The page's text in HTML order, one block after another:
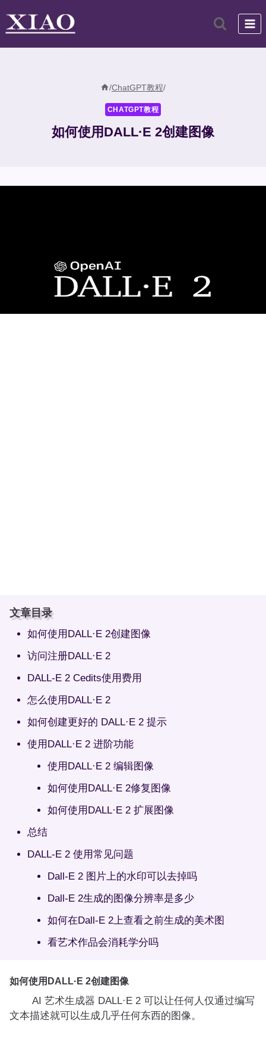
/ChatGPT教程/
CHATGPT教程
如何使用DALL·E 2创建图像
文章目录
如何使用DALL·E 2创建图像
访问注册DALL·E 2
DALL-E 2 Cedits使用费用
怎么使用DALL·E 2
如何创建更好的 DALL·E 2 提示
使用DALL·E 2 进阶功能
使用DALL·E 2 编辑图像
如何使用DALL·E 2修复图像
如何使用DALL·E 2 扩展图像
总结
DALL-E 2 使用常见问题
Dall-E 2 图片上的水印可以去掉吗
Dall-E 2生成的图像分辨率是多少
如何在Dall-E 2上查看之前生成的美术图
看艺术作品会消耗学分吗
如何使用DALL·E 2创建图像
AI 艺术生成器 DALL·E 2 可以让任何人仅通过编写
文本描述就可以生成几乎任何东西的图像。